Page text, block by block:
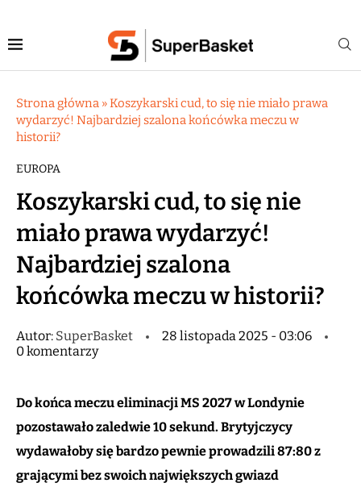
Strona główna »Koszykarski cud, to się nie miało prawa
wydarzyć! Najbardziej szalona końcówka meczu w
historii?
EUROPA
Koszykarski cud, to się nie
miało prawa wydarzyć!
Najbardziej szalona
końcówka meczu w historii?
Autor: SuperBasket
28 listopada 2025 - 03:06
0 komentarzy
Do końca meczu eliminacji MS 2027 w Londynie
pozostawało zaledwie 10 sekund. Brytyjczycy
wydawałoby się bardzo pewnie prowadzili 87:80 z
grającymi bez swoich największych gwiazd